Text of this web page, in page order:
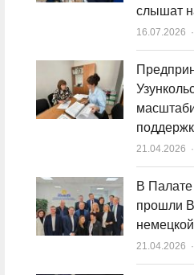
слышат
16.07.2026
21.04.2026
В
прошли
21.04.2026